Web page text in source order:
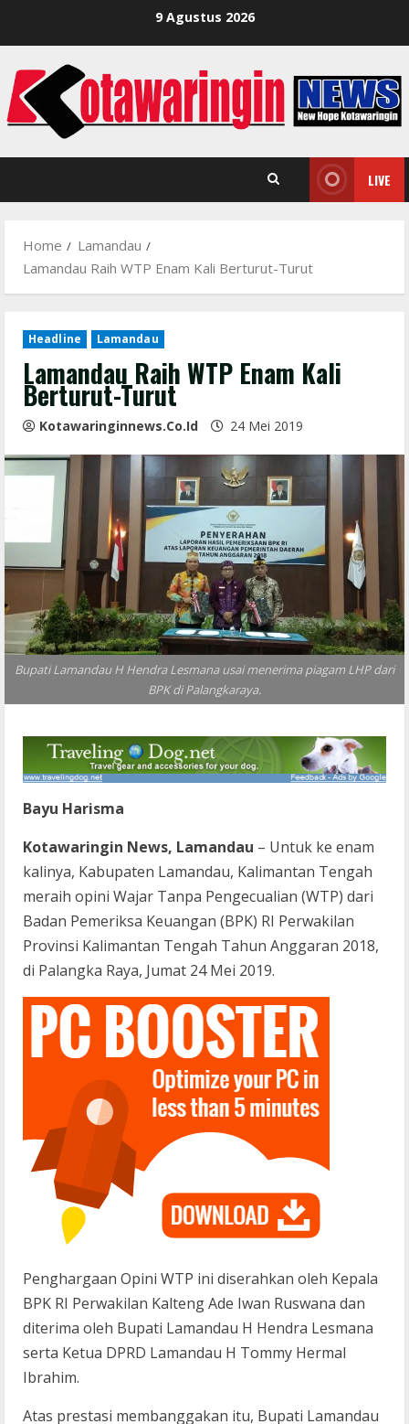
9 Agustus 2026
LIVE
Home
Lamandau
Lamandau Raih WTP Enam Kali Berturut-Turut
Headline Lamandau
Lamandau Raih WTP Enam Kali
Berturut-Turut
Kotawaringinnews.co.id 24 Mei 2019
Bupati Lamandau H Hendra Lesmana usai menerima piagam LHP dari
BPK di Palangkaraya.
Bayu Harisma
Kotawaringin News, Lamandau – Untuk ke enam
kalinya, Kabupaten Lamandau, Kalimantan Tengah
meraih opini Wajar Tanpa Pengecualian (WTP) dari
Badan Pemeriksa Keuangan (BPK) RI Perwakilan
Provinsi Kalimantan Tengah Tahun Anggaran 2018,
di Palangka Raya, Jumat 24 Mei 2019.
Penghargaan Opini WTP ini diserahkan oleh Kepala
BPK RI Perwakilan Kalteng Ade Iwan Ruswana dan
diterima oleh Bupati Lamandau H Hendra Lesmana
serta Ketua DPRD Lamandau H Tommy Hermal
Ibrahim.
Atas prestasi membanggakan itu, Bupati Lamandau